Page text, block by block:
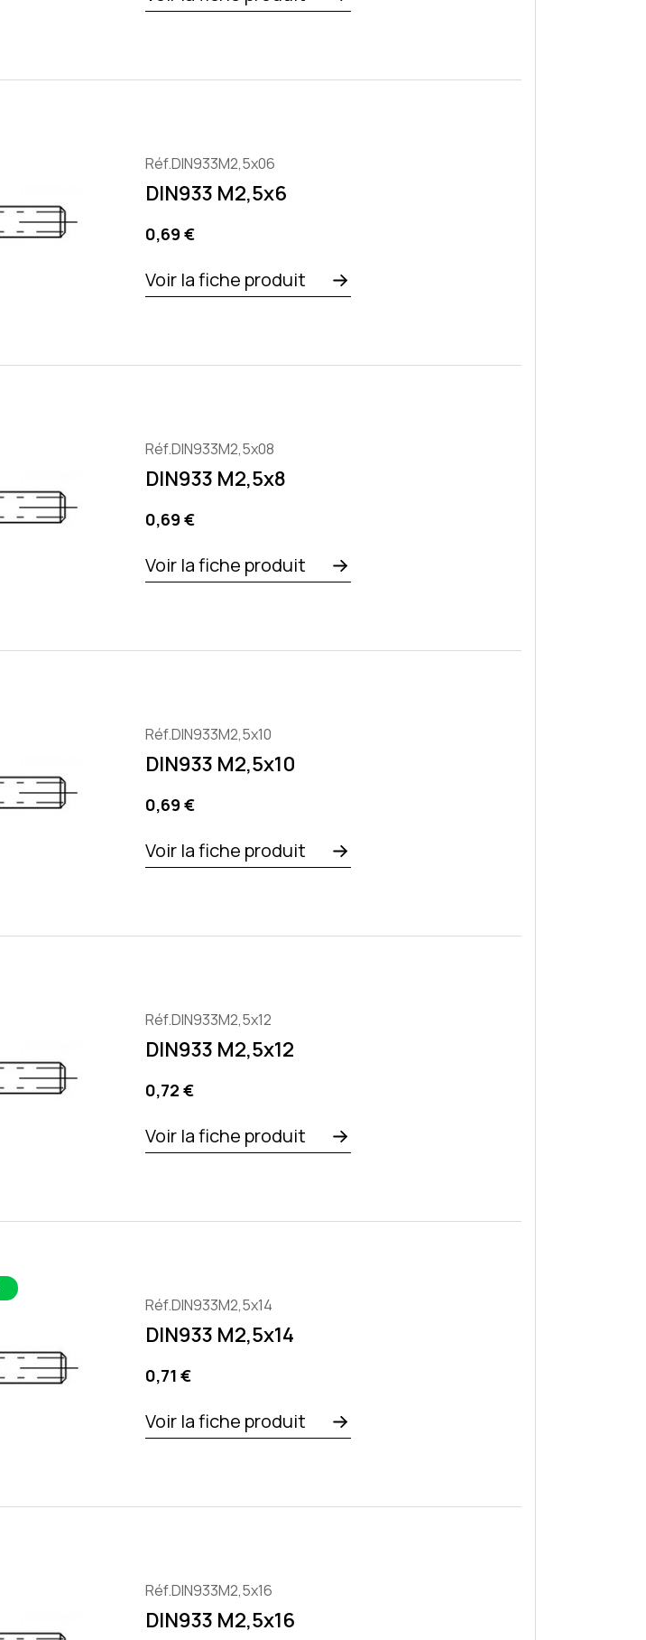
Réf.DIN933M2,5x06
DIN933 M2,5x6
Preis
0,69 €
Voir la fiche produit
Réf.DIN933M2,5x08
DIN933 M2,5x8
Preis
0,69 €
Voir la fiche produit
Réf.DIN933M2,5x10
DIN933 M2,5x10
Preis
0,69 €
Voir la fiche produit
Réf.DIN933M2,5x12
DIN933 M2,5x12
Preis
0,72 €
Voir la fiche produit
Réf.DIN933M2,5x14
DIN933 M2,5x14
Preis
0,71 €
Voir la fiche produit
Réf.DIN933M2,5x16
DIN933 M2,5x16